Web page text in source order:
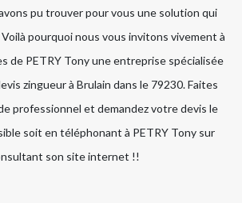
pu trouver pour vous une solution qui
pourquoi nous vous invitons vivement à
de PETRY Tony une entreprise spécialisée
zingueur à Brulain dans le 79230. Faites
professionnel et demandez votre devis le
soit en téléphonant à PETRY Tony sur
son site internet !!